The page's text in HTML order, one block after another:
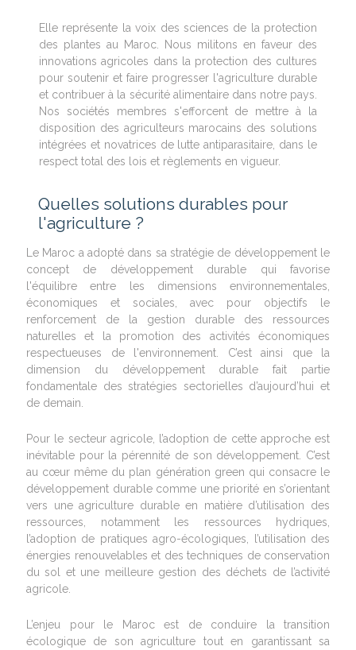
Elle représente la voix des sciences de la protection
des plantes au Maroc. Nous militons en faveur des
innovations agricoles dans la protection des cultures
pour soutenir et faire progresser l'agriculture durable
et contribuer à la sécurité alimentaire dans notre pays.
Nos sociétés membres s'efforcent de mettre à la
disposition des agriculteurs marocains des solutions
intégrées et novatrices de lutte antiparasitaire, dans le
respect total des lois et règlements en vigueur.
Quelles solutions durables pour
l'agriculture ?
Le Maroc a adopté dans sa stratégie de développement le
concept de développement durable qui favorise
l'équilibre entre les dimensions environnementales,
économiques et sociales, avec pour objectifs le
renforcement de la gestion durable des ressources
naturelles et la promotion des activités économiques
respectueuses de l'environnement. C’est ainsi que la
dimension du développement durable fait partie
fondamentale des stratégies sectorielles d’aujourd’hui et
de demain.
Pour le secteur agricole, l’adoption de cette approche est
inévitable pour la pérennité de son développement. C’est
au cœur même du plan génération green qui consacre le
développement durable comme une priorité en s’orientant
vers une agriculture durable en matière d’utilisation des
ressources, notamment les ressources hydriques,
l’adoption de pratiques agro-écologiques, l’utilisation des
énergies renouvelables et des techniques de conservation
du sol et une meilleure gestion des déchets de l’activité
agricole.
L’enjeu pour le Maroc est de conduire la transition
écologique de son agriculture tout en garantissant sa